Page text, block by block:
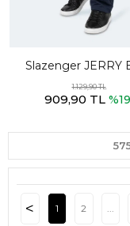
Slazenger JERRY
Beden Erkek Cepli
Eşofman Altı
1.129,90 TL
909,90 TL %19
1 2 ...